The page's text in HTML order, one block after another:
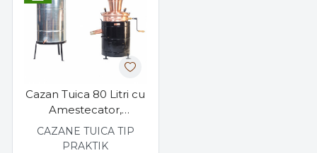
Cazan Tuica 80 Litri cu
Amestecator,
Evacuare Laterala
Robinet
CAZANE TUICA TIP
PRAKTIK